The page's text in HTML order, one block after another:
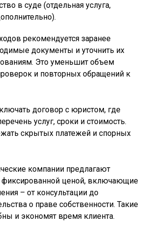
в суде (отдельная услуга,
рекомендуется заранее
документы и уточнить их
Это уменьшит объем
и повторных обращений к
договор с юристом, где
услуг, сроки и стоимость.
скрытых платежей и спорных
компании предлагают
фиксированной ценой, включающие
– от консультации до
о праве собственности. Такие
и экономят время клиента.